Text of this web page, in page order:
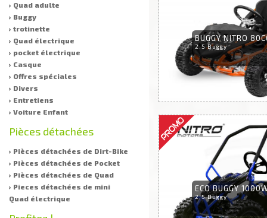
› Quad adulte
› Buggy
› trotinette
› Quad électrique
› pocket électrique
› Casque
› Offres spéciales
› Divers
› Entretiens
› Voiture Enfant
Pièces détachées
› Pièces détachées de Dirt-Bike
› Pièces détachées de Pocket
› Pièces détachées de Quad
› Pieces détachées de mini
Quad électrique
BUGGY NITRO
2.5 Buggy
ECO BUGGY
2.5 Buggy